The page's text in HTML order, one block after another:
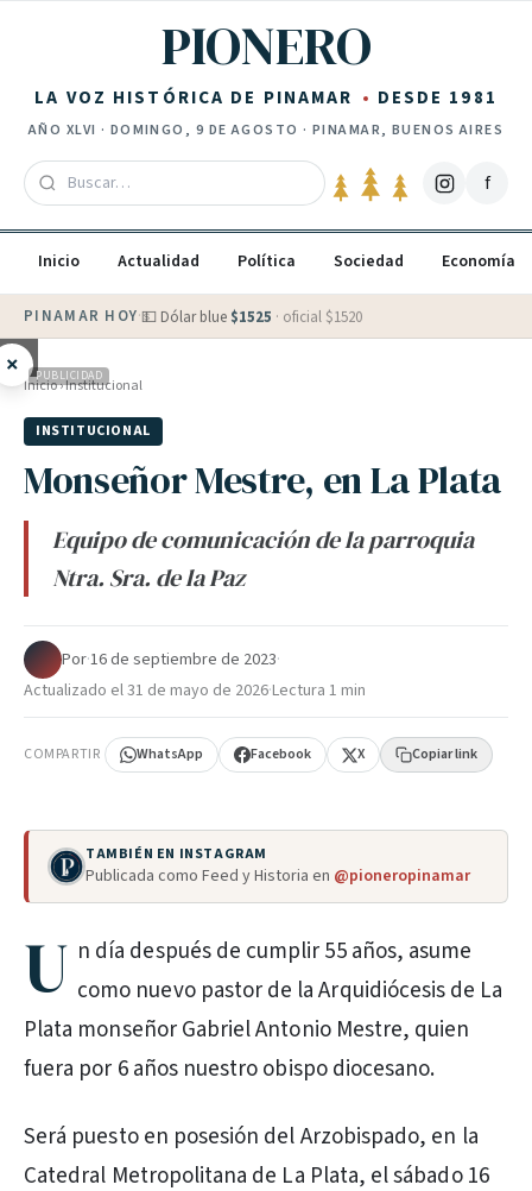
PIONERO
LA VOZ HISTÓRICA DE PINAMAR DESDE 1981
AÑO XLVI · DOMINGO, 9 DE AGOSTO · PINAMAR, BUENOS AIRES
f
Inicio Actualidad Política Sociedad Economía
PINAMAR HOY·💵 Dólar blue $1525 · oficial $1520
× PUBLICIDAD
Inicio›Institucional
INSTITUCIONAL
Monseñor Mestre, en La Plata
Equipo de comunicación de la parroquia
Ntra. Sra. de la Paz
Por·16 de septiembre de 2023·
Actualizado el31 de mayo de 2026·Lectura 1 min
COMPARTIR WhatsApp Facebook X Copiar link
TAMBIÉN EN INSTAGRAM
Publicada como Feed y Historia en @pioneropinamar
U n día después de cumplir 55 años, asume
como nuevo pastor de la Arquidiócesis de La
Plata monseñor Gabriel Antonio Mestre, quien
fuera por 6 años nuestro obispo diocesano.
Será puesto en posesión del Arzobispado, en la
Catedral Metropolitana de La Plata, el sábado 16